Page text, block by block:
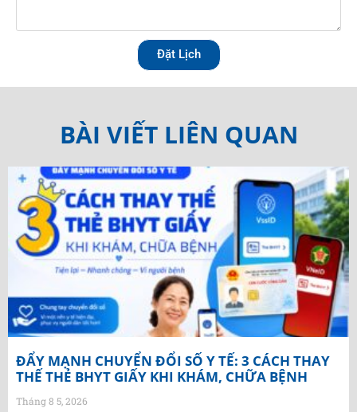
Đặt Lịch
BÀI VIẾT LIÊN QUAN
ĐẨY MẠNH CHUYỂN ĐỔI SỐ Y TẾ: 3 CÁCH THAY
THẾ THẺ BHYT GIẤY KHI KHÁM, CHỮA BỆNH
Tháng 8 5, 2026